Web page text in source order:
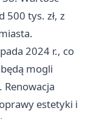
500 tys. zł, z
2024 r., co
mogli
estetyki i